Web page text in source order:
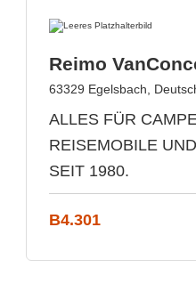
Reimo
63329 Egelsbach,
ALLES FÜR
REISEMOBILE
SEIT 1980.
B4.301